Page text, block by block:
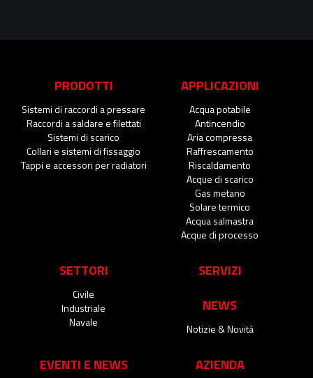
PRODOTTI
Sistemi di raccordi a pressare
Raccordi a saldare e filettati
Sistemi di scarico
Collari e sistemi di fissaggio
Tappi e accessori per radiatori
APPLICAZIONI
Acqua potabile
Antincendio
Aria compressa
Raffrescamento
Riscaldamento
Acque di scarico
Gas metano
Solare termico
Acqua salmastra
Acque di processo
SETTORI
Civile
Industriale
Navale
SERVIZI
NEWS
Notizie & Novità
EVENTI E NEWS AZIENDA